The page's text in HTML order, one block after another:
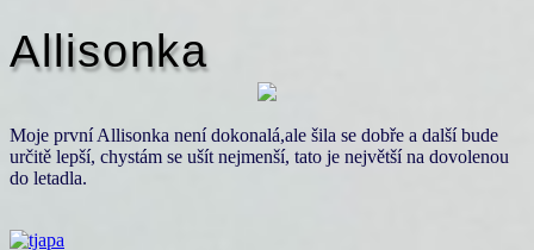
Allisonka
Moje první Allisonka není dokonalá,ale šila se dobře a další bude
určitě lepší, chystám se ušít nejmenší, tato je největší na dovolenou
do letadla.